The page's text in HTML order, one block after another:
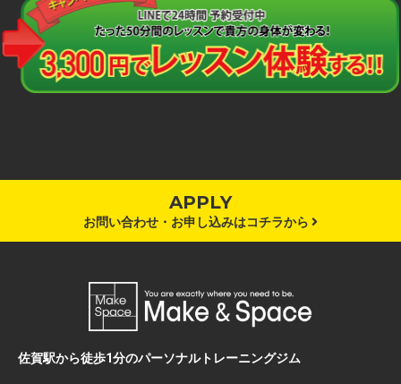
APPLY
お問い合わせ・お申し込みはコチラから
佐賀駅から徒歩1分のパーソナルトレーニングジム